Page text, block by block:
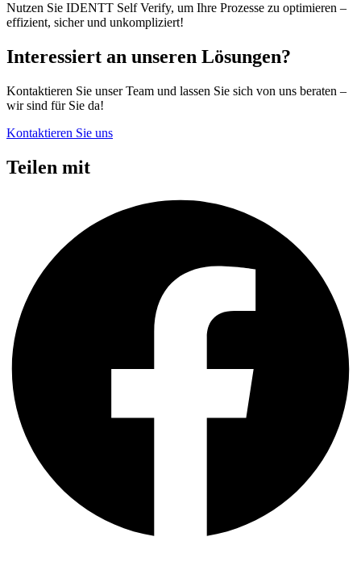
Nutzen Sie IDENTT Self Verify, um Ihre Prozesse zu optimieren –
effizient, sicher und unkompliziert!
Interessiert an unseren Lösungen?
Kontaktieren Sie unser Team und lassen Sie sich von uns beraten –
wir sind für Sie da!
Kontaktieren Sie uns
Teilen mit